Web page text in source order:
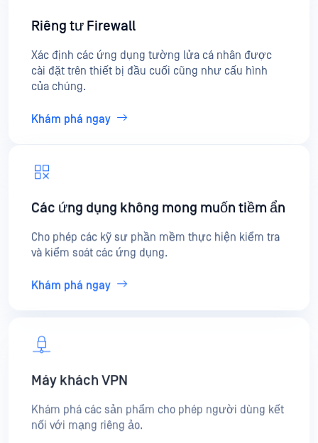
Riêng tư Firewall
Xác định các ứng dụng tường lửa cá nhân được
cài đặt trên thiết bị đầu cuối cũng như cấu hình
của chúng.
Khám phá ngay
Các ứng dụng không mong muốn tiềm ẩn
Cho phép các kỹ sư phần mềm thực hiện kiểm tra
và kiểm soát các ứng dụng.
Khám phá ngay
Máy khách VPN
Khám phá các sản phẩm cho phép người dùng kết
nối với mạng riêng ảo.